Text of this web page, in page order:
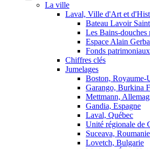
La ville
Laval, Ville d'Art et
Bateau Lavoir
Les Bains-douches
Espace Alain
Fonds patrimoniaux
Chiffres clés
Jumelages
Boston, Royaume-
Garango, Burkina
Mettmann,
Gandia, Espagne
Laval, Québec
Unité régionale de
Suceava, Roumanie
Lovetch, Bulgarie